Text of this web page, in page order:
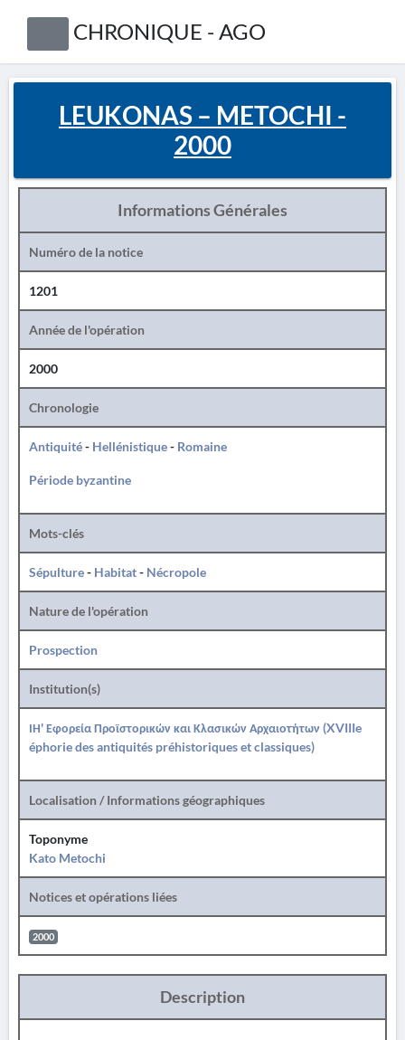
CHRONIQUE - AGO
LEUKONAS – METOCHI -
2000
Informations Générales
Numéro de la notice
1201
Année de l'opération
2000
Chronologie
Antiquité- Hellénistique- Romaine
Période byzantine
Mots-clés
Sépulture- Habitat- Nécropole
Nature de l'opération
Prospection
Institution(s)
ΙΗ' Εφορεία Προϊστορικών και Κλασικών Αρχαιοτήτων (XVIIIe
éphorie des antiquités préhistoriques et classiques)
Localisation / Informations géographiques
Toponyme
Kato Metochi
Notices et opérations liées
2000
Description